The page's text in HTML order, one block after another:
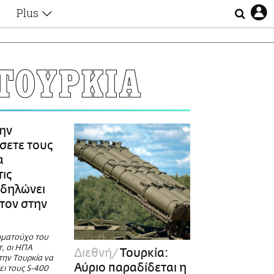
Plus
Αφιερώματα
Ζώδια
Απώλειες
τους
στην
του
οι ΗΠΑ
Τουρκία να
τους S-400
Διεθνή Τουρκία:
Αύριο παραδίδεται η